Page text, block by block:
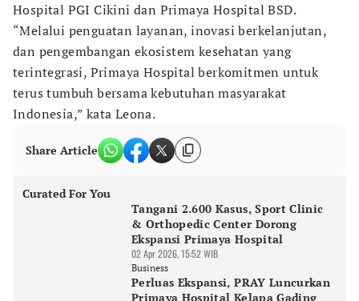
Hospital PGI Cikini dan Primaya Hospital BSD.
“Melalui penguatan layanan, inovasi berkelanjutan,
dan pengembangan ekosistem kesehatan yang
terintegrasi, Primaya Hospital berkomitmen untuk
terus tumbuh bersama kebutuhan masyarakat
Indonesia,” kata Leona.
Share Article
Curated For You
Tangani 2.600 Kasus, Sport Clinic
& Orthopedic Center Dorong
Ekspansi Primaya Hospital
02 Apr 2026, 15:52 WIB
Business
Perluas Ekspansi, PRAY Luncurkan
Primaya Hospital Kelapa Gading